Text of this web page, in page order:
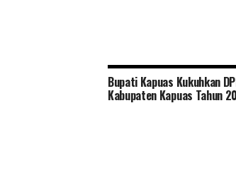
Bupati Kapuas Kukuhkan
Kabupaten Kapuas Tahun